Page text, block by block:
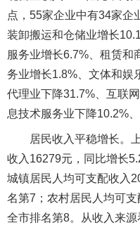
点，55家企业中有34家企
装卸搬运和仓储业增长
服务业增长6.7%、租赁和
务业增长1.8%、文体和娱
代理业下降31.7%、互联
息技术服务业下降10.2%
居民收入平稳增长。
收入16279元，同比增长
城镇居民人均可支配收入
名第7；农村居民人均可支
全市排名第8。从收入来